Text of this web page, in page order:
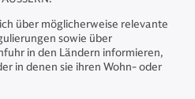
über möglicherweise relevante
sowie über
in den Ländern informieren,
in denen sie ihren Wohn- oder